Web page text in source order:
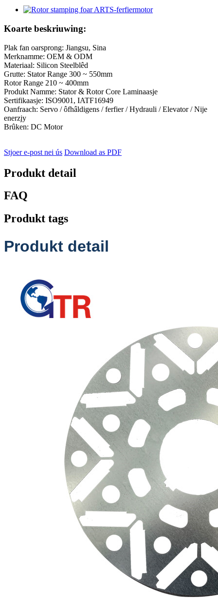
Koarte beskriuwing:
Plak fan oarsprong: Jiangsu, Sina
Merknamme: OEM & ODM
Materiaal: Silicon Steelblêd
Grutte: Stator Range 300 ~ 550mm
Rotor Range 210 ~ 400mm
Produkt Namme: Stator & Rotor Core Laminaasje
Sertifikaasje: ISO9001, IATF16949
Oanfraach: Servo / ôfhâldigens / ferfier / Hydrauli / Elevator / Nije
enerzjy
Brûken: DC Motor
Stjoer e-post nei ús Download as PDF
Produkt detail
FAQ
Produkt tags
Produkt detail